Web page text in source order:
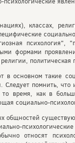
классах,
формами
политическая
в основном такие
помнить,
время, как в
социально-
общностей
относят